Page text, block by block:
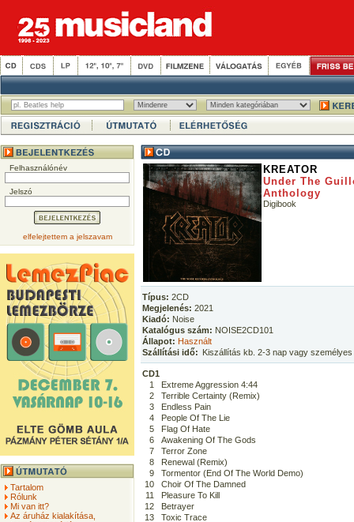
Felhasználónév
Jelszó
elfelejtettem a jelszavam
Tartalom
Rólunk
Mi van itt?
Az áruház kialakítása,
KREATOR
Under The
Anthology
Digibook
Típus: 2CD
Megjelenés: 2021
Kiadó: Noise
Katalógus szám: NOISE2CD101
Állapot: Használt
Szállítási idő: Kiszállítás kb. 2-3 nap vagy
CD1
1
Extreme Aggression 4:44
2
Terrible Certainty (Remix)
3
Endless Pain
4
People Of The Lie
5
Flag Of Hate
6
Awakening Of The Gods
7
Terror Zone
8
Renewal (Remix)
9
Tormentor (End Of The World Demo)
10
Choir Of The Damned
11
Pleasure To Kill
12
Betrayer
13
Toxic Trace